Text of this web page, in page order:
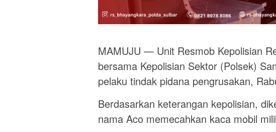
MAMUJU — Unit Resmob Kepolisian
bersama Kepolisian Sektor (Polsek)
pelaku tindak pidana pengrusakan,
Berdasarkan keterangan kepolisian,
nama Aco memecahkan kaca mobil